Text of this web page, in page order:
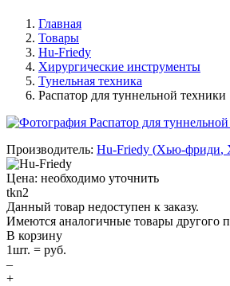
Главная
Товары
Hu-Friedy
Хирургические инструменты
Тунельная техника
Распатор для туннельной техники
Производитель: Hu-Friedy (Хью-фриди,
Цена: необходимо уточнить
tkn2
Данный товар недоступен к заказу.
Имеются аналогичные товары другого
В корзину
1шт. = руб.
–
+